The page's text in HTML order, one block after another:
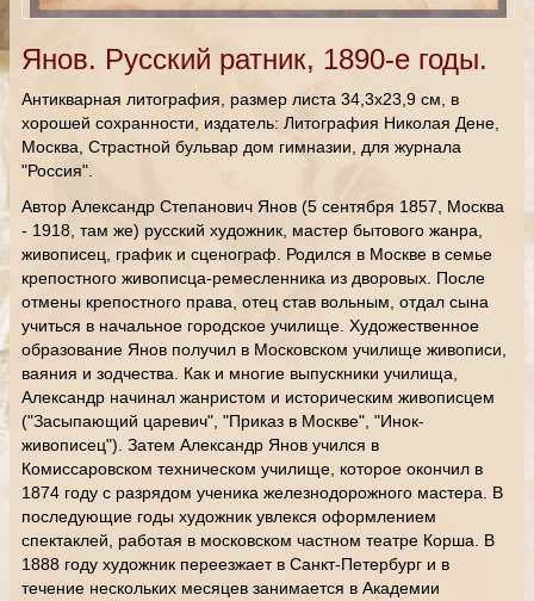
Янов. Русский ратник, 1890-е годы.
Антикварная литография, размер листа 34,3х23,9 см, в
хорошей сохранности, издатель: Литография Николая Дене,
Москва, Страстной бульвар дом гимназии, для журнала
"Россия".
Автор Александр Степанович Янов (5 сентября 1857, Москва
- 1918, там же) русский художник, мастер бытового жанра,
живописец, график и сценограф. Родился в Москве в семье
крепостного живописца-ремесленника из дворовых. После
отмены крепостного права, отец став вольным, отдал сына
учиться в начальное городское училище. Художественное
образование Янов получил в Московском училище живописи,
ваяния и зодчества. Как и многие выпускники училища,
Александр начинал жанристом и историческим живописцем
("Засыпающий царевич", "Приказ в Москве", "Инок-
живописец"). Затем Александр Янов учился в
Комиссаровском техническом училище, которое окончил в
1874 году с разрядом ученика железнодорожного мастера. В
последующие годы художник увлекся оформлением
спектаклей, работая в московском частном театре Корша. В
1888 году художник переезжает в Санкт-Петербург и в
течение нескольких месяцев занимается в Академии